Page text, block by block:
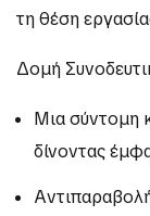
τη θέση
Δομή
Μια σύντομη
δίνοντας